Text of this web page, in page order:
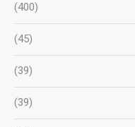
(400)
(45)
(39)
(39)